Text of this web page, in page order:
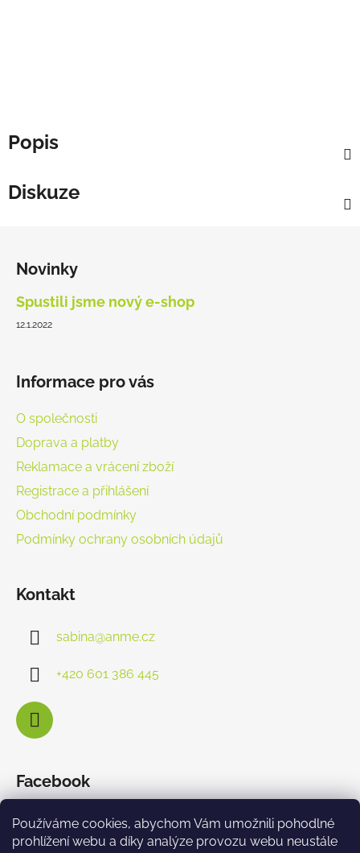
Používáme cookies, abychom Vám umožnili pohodlné
prohlížení webu a díky analýze provozu webu neustále
Popis
Diskuze
Novinky
Spustili jsme nový e-shop
12.1.2022
Informace pro vás
O společnosti
Doprava a platby
Reklamace a vrácení zboží
Registrace a přihlášení
Obchodní podmínky
Podmínky ochrany osobních údajů
Kontakt
sabina@anme.cz
+420 601 386 445
Facebook